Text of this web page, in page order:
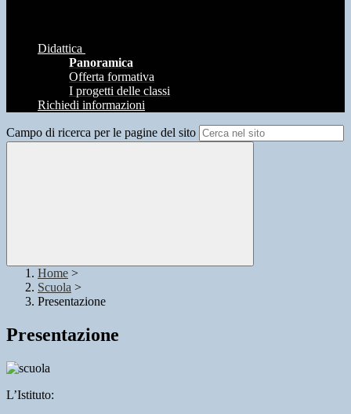
Didattica
Panoramica
Offerta formativa
I progetti delle classi
Richiedi informazioni
Campo di ricerca per le pagine del sito
Home >
Scuola >
Presentazione
Presentazione
L’Istituto: